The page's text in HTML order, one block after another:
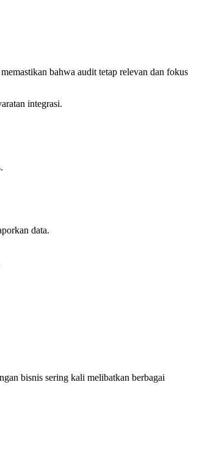
bahwa audit tetap relevan dan fokus
integrasi.
data.
bisnis sering kali melibatkan berbagai